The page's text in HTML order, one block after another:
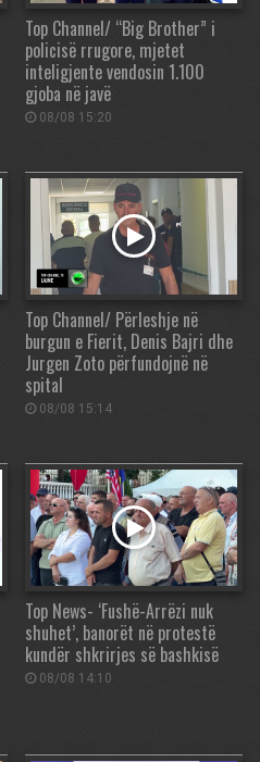
Top Channel/ “Big Brother” i
policisë rrugore, mjetet
inteligjente vendosin 1.100
gjoba në javë
08/08 15:20
Top Channel/ Përleshje në
burgun e Fierit, Denis Bajri dhe
Jurgen Zoto përfundojnë në
spital
08/08 15:14
Top News- ‘Fushë-Arrëzi nuk
shuhet’, banorët në protestë
kundër shkrirjes së bashkisë
08/08 14:10